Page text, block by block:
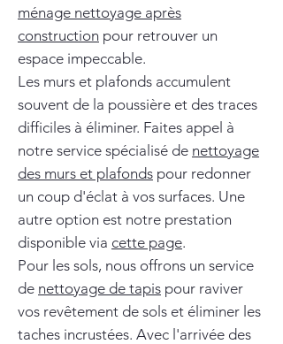
ménage nettoyage après
construction pour retrouver un
espace impeccable.
Les murs et plafonds accumulent
souvent de la poussière et des traces
difficiles à éliminer. Faites appel à
notre service spécialisé de nettoyage
des murs et plafonds pour redonner
un coup d'éclat à vos surfaces. Une
autre option est notre prestation
disponible via cette page.
Pour les sols, nous offrons un service
de nettoyage de tapis pour raviver
vos revêtement de sols et éliminer les
taches incrustées. Avec l'arrivée des